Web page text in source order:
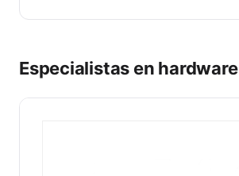
Especialistas en hardware